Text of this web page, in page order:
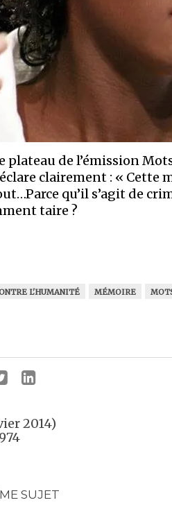
plateau de l’émission
clairement : « Cette
qu’il s’agit de
taire ?
L'HUMANITÉ MÉMOIRE
2014)
SUJET